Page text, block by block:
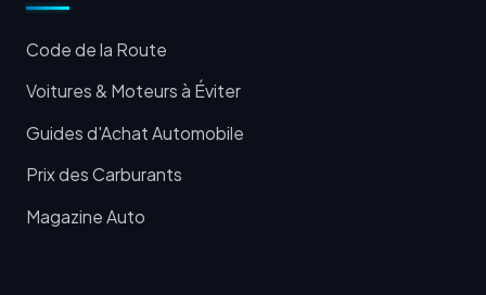
Code de la Route
Voitures & Moteurs à Éviter
Guides d'Achat Automobile
Prix des Carburants
Magazine Auto